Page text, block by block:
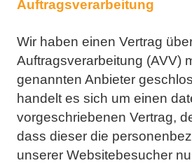
Auftragsverarbeitung
Wir haben einen Vertrag
Auftragsverarbeitung (AVV)
genannten Anbieter
handelt es sich um einen
vorgeschriebenen Vertrag,
dass dieser die
unserer Websitebesucher